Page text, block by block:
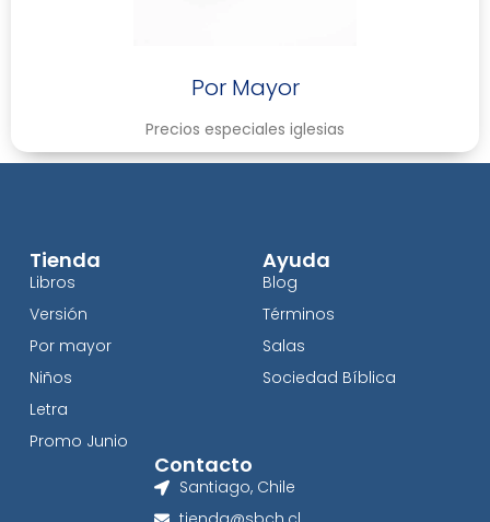
Por Mayor
Precios especiales iglesias
Tienda
Libros
Versión
Por mayor
Niños
Letra
Promo Junio
Ayuda
Blog
Términos
Salas
Sociedad Bíblica
Contacto
Santiago, Chile